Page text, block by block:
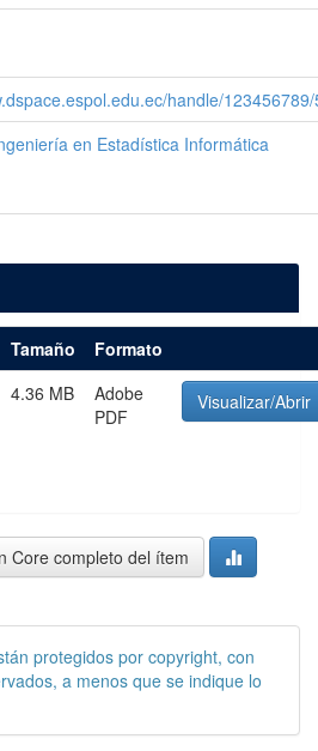
handle/
en Estadística Informática
Tamaño
Formato
4.36 MB
Adobe
PDF
Visualizar/Abrir
Core completo del ítem
protegidos por copyright, con
a menos que se indique lo